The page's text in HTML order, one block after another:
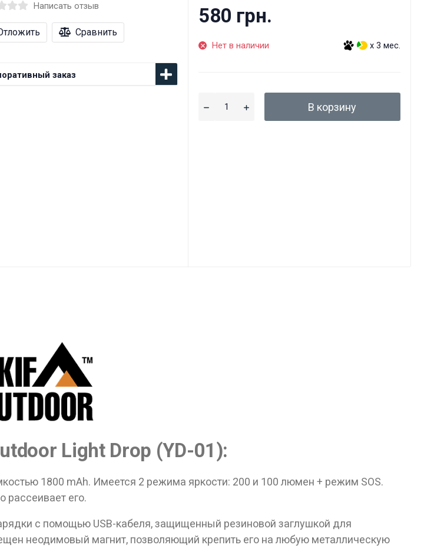
Написать отзыв
Сравнить
заказ
580 грн.
Нет в наличии x 3 мес.
В корзину
Light Drop (YD-01):
1800 mAh. Имеется 2 режима яркости: 200 и 100 люмен + режим SOS.
рассеивает его.
с помощью USB-кабеля, защищенный резиновой заглушкой для
неодимовый магнит, позволяющий крепить его на любую металлическую